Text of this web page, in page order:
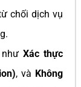
chối dịch vụ
Xác thực
, và Không